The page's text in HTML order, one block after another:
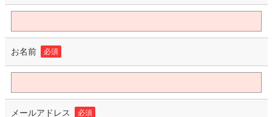
お名前 必須
メールアドレス 必須